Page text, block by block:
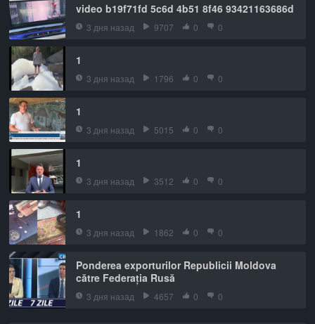
video b19f71fd 5c6d 4b51 8f46 93421163686d
3 дня назад 9707 0 0
1
3 дня назад 1796 0 0
1
3 дня назад 5015 0 0
1
3 дня назад 3512 0 0
1
3 дня назад 1862 0 0
Ponderea exporturilor Republicii Moldova
către Federația Rusă
3 дня назад 4657 0 0